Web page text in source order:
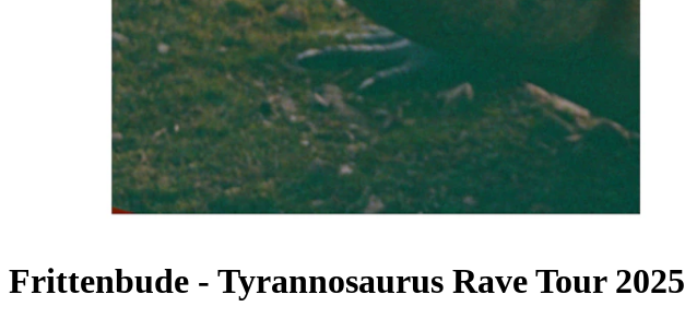
Frittenbude - Tyrannosaurus Rave Tour 2025